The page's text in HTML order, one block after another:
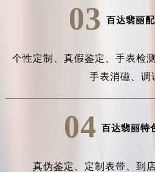
03 百达翡丽
个性定制、 真假鉴定、 手表检测
手表消磁、调
04 百达翡丽特
真伪鉴定、 定制表带、 到